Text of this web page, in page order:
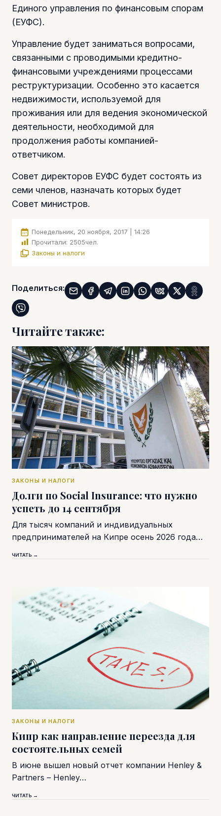
Единого управления по финансовым спорам
(ЕУФС).
Управление будет заниматься вопросами,
связанными с проводимыми кредитно-
финансовыми учреждениями процессами
реструктуризации. Особенно это касается
недвижимости, используемой для
проживания или для ведения экономической
деятельности, необходимой для
продолжения работы компанией-
ответчиком.
Совет директоров ЕУФС будет состоять из
семи членов, назначать которых будет
Совет министров.
Понедельник, 20 ноября, 2017 | 14:26
Прочитали: 2505чел.
Законы и налоги
Поделиться:
Читайте также:
ЗАКОНЫ И НАЛОГИ
Долги по Social Insurance: что нужно
успеть до 14 сентября
Для тысяч компаний и индивидуальных
предпринимателей на Кипре осень 2026 года…
ЧИТАТЬ →
ЗАКОНЫ И НАЛОГИ
Кипр как направление переезда для
состоятельных семей
В июне вышел новый отчет компании Henley &
Partners – Henley…
ЧИТАТЬ →